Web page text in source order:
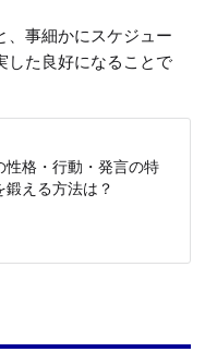
、事細かにスケジュー
した良好になることで
性格・行動・発言の特
える方法は？